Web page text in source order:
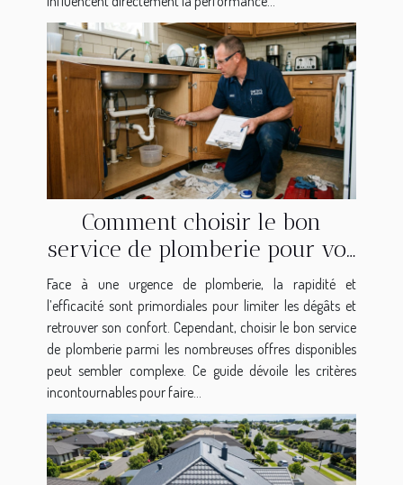
Comment choisir le bon
service de plomberie pour vos
besoins urgents ?
Face à une urgence de plomberie, la rapidité et
l’efficacité sont primordiales pour limiter les dégâts et
retrouver son confort. Cependant, choisir le bon service
de plomberie parmi les nombreuses offres disponibles
peut sembler complexe. Ce guide dévoile les critères
incontournables pour faire...